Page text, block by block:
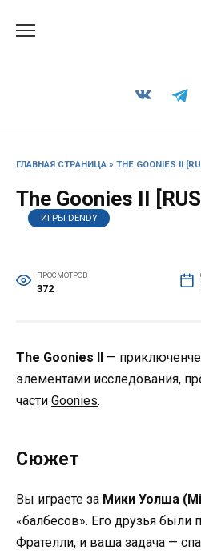
ГЛАВНАЯ СТРАНИЦА » THE GOONIES II
The Goonies II
ИГРЫ DENDY
ПРОСМОТРОВ
372
The Goonies II —
элементами исследования,
части Goonies.
Сюжет
Вы играете за Мики Уолша
«балбесов». Его друзья
Фрателли, и ваша задача —